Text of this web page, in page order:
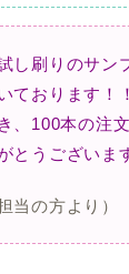
し刷りのサン
ております！！
、100本の注
とうございま
当の方より）